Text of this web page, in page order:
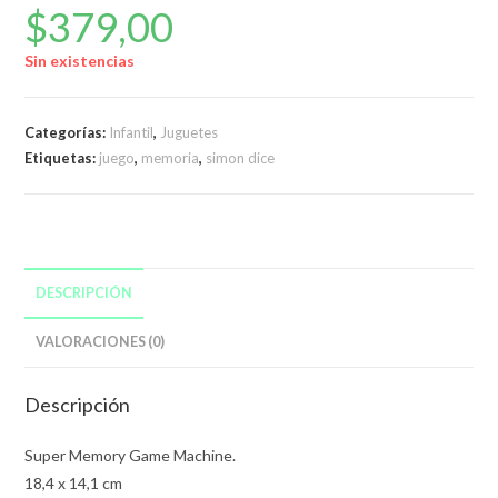
$379,00
Sin existencias
Categorías: Infantil, Juguetes
Etiquetas: juego, memoria, simon dice
DESCRIPCIÓN
VALORACIONES (0)
Descripción
Super Memory Game Machine.
18,4 x 14,1 cm